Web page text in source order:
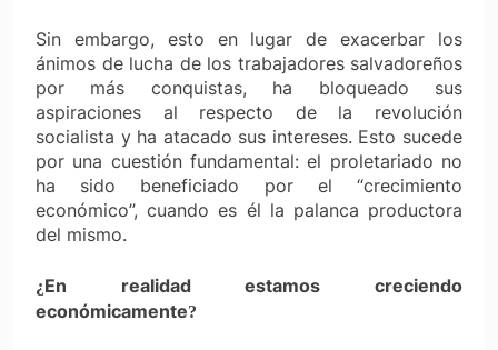
Sin embargo, esto en lugar de exacerbar los
ánimos de lucha de los trabajadores salvadoreños
por más conquistas, ha bloqueado sus
aspiraciones al respecto de la revolución
socialista y ha atacado sus intereses. Esto sucede
por una cuestión fundamental: el proletariado no
ha sido beneficiado por el “crecimiento
económico”, cuando es él la palanca productora
del mismo.
¿En realidad estamos creciendo
económicamente?